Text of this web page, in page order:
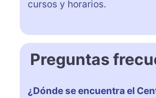
cursos y horarios.
Preguntas
¿Dónde se encuentra el